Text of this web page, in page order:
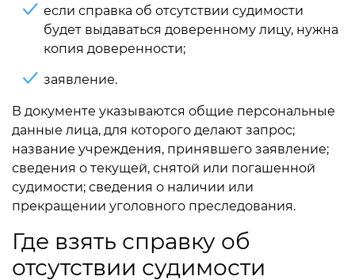
если справка об отсутствии судимости
будет выдаваться доверенному лицу, нужна
копия доверенности;
заявление.
В документе указываются общие персональные
данные лица, для которого делают запрос;
название учреждения, принявшего заявление;
сведения о текущей, снятой или погашенной
судимости; сведения о наличии или
прекращении уголовного преследования.
Где взять справку об
отсутствии судимости